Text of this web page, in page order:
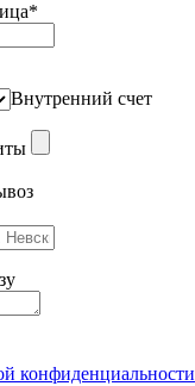
*
Внутренний счет
конфиденциальности